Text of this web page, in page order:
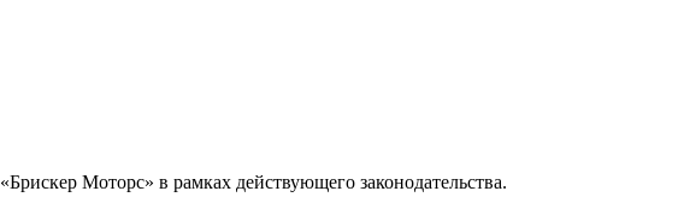
«Брискер Моторс» в рамках действующего законодательства.